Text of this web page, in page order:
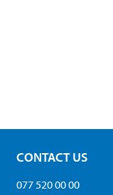
CONTACT US
077 520 00 00